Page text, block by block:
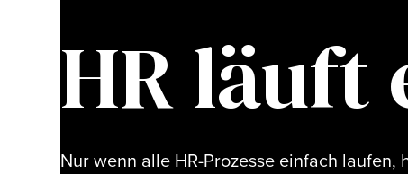
HR läuft
Nur wenn alle HR-Prozesse einfach laufen,